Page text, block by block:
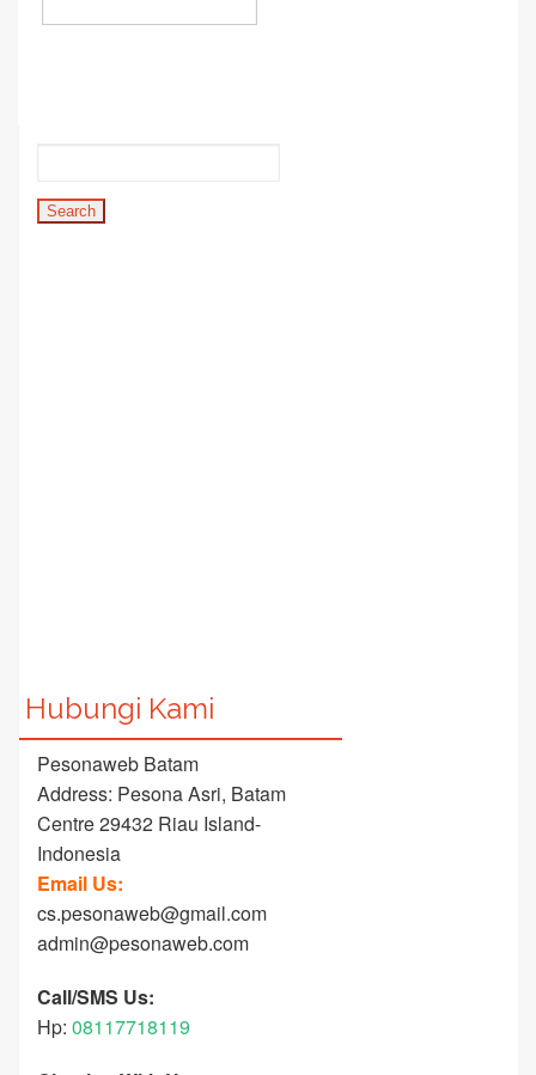
Hubungi Kami
Pesonaweb Batam
Address: Pesona Asri, Batam
Centre 29432 Riau Island-
Indonesia
Email Us:
cs.pesonaweb@gmail.com
admin@pesonaweb.com
Call/SMS Us:
Hp: 08117718119